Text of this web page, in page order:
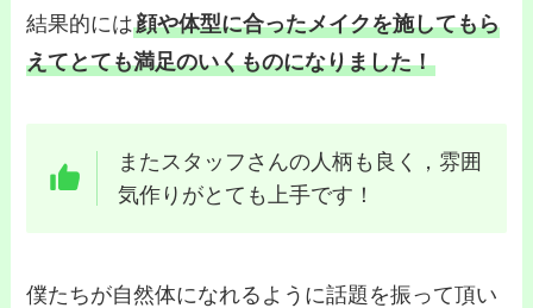
結果的には顔や体型に合ったメイクを施してもら
えてとても満足のいくものになりました！
またスタッフさんの人柄も良く，雰囲
気作りがとても上手です！
僕たちが自然体になれるように話題を振って頂い